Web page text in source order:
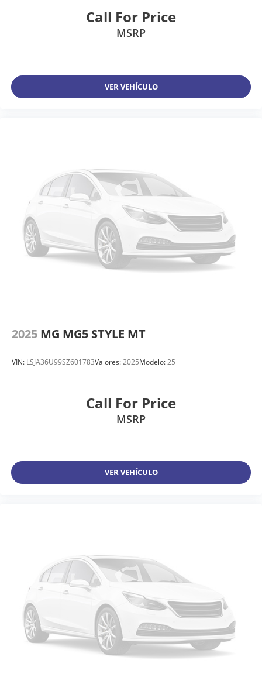
Call For Price
MSRP
VER VEHÍCULO
2025 MG MG5 STYLE MT
VIN: LSJA36U99SZ601783Valores:2025Modelo:25
Call For Price
MSRP
VER VEHÍCULO